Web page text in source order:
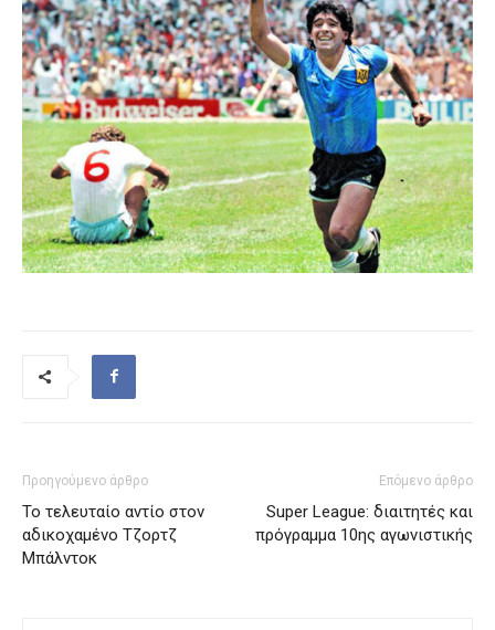
Προηγούμενο άρθρο
Το τελευταίο αντίο στον
αδικοχαμένο Τζορτζ
Μπάλντοκ
Επόμενο άρθρο
Super League: διαιτητές και
πρόγραμμα 10ης αγωνιστικής